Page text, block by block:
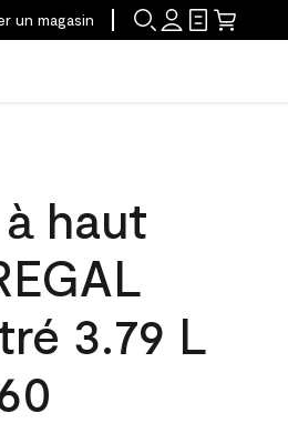
un magasin
haut
3.79 L